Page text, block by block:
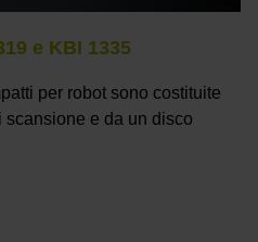
e KBI 1335
per robot sono costituite
e da un disco